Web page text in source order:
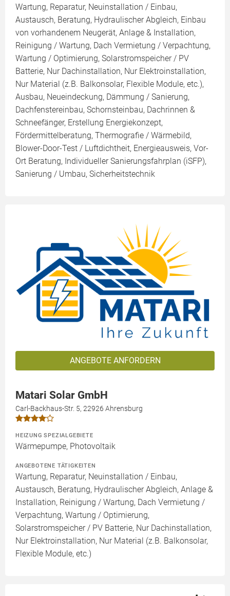
Wartung, Reparatur, Neuinstallation / Einbau,
Austausch, Beratung, Hydraulischer Abgleich, Einbau
von vorhandenem Neugerät, Anlage & Installation,
Reinigung / Wartung, Dach Vermietung / Verpachtung,
Wartung / Optimierung, Solarstromspeicher / PV
Batterie, Nur Dachinstallation, Nur Elektroinstallation,
Nur Material (z.B. Balkonsolar, Flexible Module, etc.),
Ausbau, Neueindeckung, Dämmung / Sanierung,
Dachfenstereinbau, Schornsteinbau, Dachrinnen &
Schneefänger, Erstellung Energiekonzept,
Fördermittelberatung, Thermografie / Wärmebild,
Blower-Door-Test / Luftdichtheit, Energieausweis, Vor-
Ort Beratung, Individueller Sanierungsfahrplan (iSFP),
Sanierung / Umbau, Sicherheitstechnik
ANGEBOTE ANFORDERN
Matari Solar GmbH
Carl-Backhaus-Str. 5, 22926 Ahrensburg
HEIZUNG SPEZIALGEBIETE
Wärmepumpe, Photovoltaik
ANGEBOTENE TÄTIGKEITEN
Wartung, Reparatur, Neuinstallation / Einbau,
Austausch, Beratung, Hydraulischer Abgleich, Anlage &
Installation, Reinigung / Wartung, Dach Vermietung /
Verpachtung, Wartung / Optimierung,
Solarstromspeicher / PV Batterie, Nur Dachinstallation,
Nur Elektroinstallation, Nur Material (z.B. Balkonsolar,
Flexible Module, etc.)